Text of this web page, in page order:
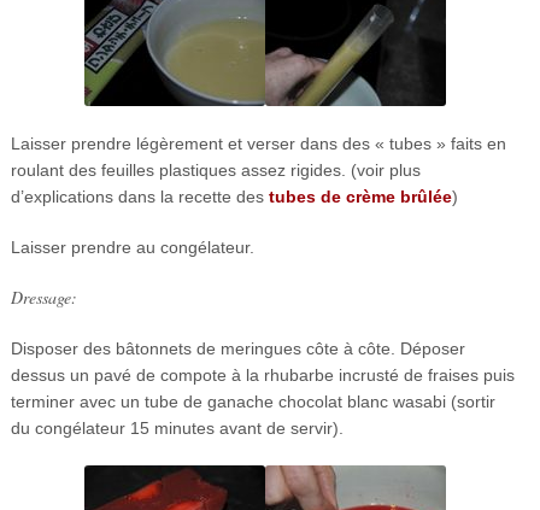
Laisser prendre légèrement et verser dans des « tubes » faits en
roulant des feuilles plastiques assez rigides. (voir plus
d’explications dans la recette des tubes de crème brûlée)
Laisser prendre au congélateur.
Dressage:
Disposer des bâtonnets de meringues côte à côte. Déposer
dessus un pavé de compote à la rhubarbe incrusté de fraises puis
terminer avec un tube de ganache chocolat blanc wasabi (sortir
du congélateur 15 minutes avant de servir).